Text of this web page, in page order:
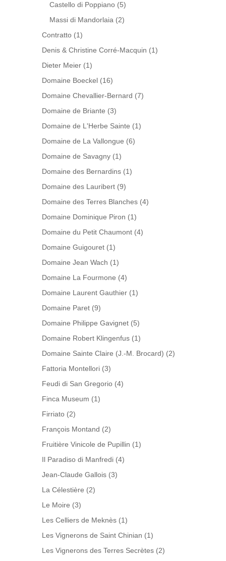
Castello di Poppiano (5)
Massi di Mandorlaia (2)
Contratto (1)
Denis & Christine Corré-Macquin (1)
Dieter Meier (1)
Domaine Boeckel (16)
Domaine Chevallier-Bernard (7)
Domaine de Briante (3)
Domaine de L'Herbe Sainte (1)
Domaine de La Vallongue (6)
Domaine de Savagny (1)
Domaine des Bernardins (1)
Domaine des Lauribert (9)
Domaine des Terres Blanches (4)
Domaine Dominique Piron (1)
Domaine du Petit Chaumont (4)
Domaine Guigouret (1)
Domaine Jean Wach (1)
Domaine La Fourmone (4)
Domaine Laurent Gauthier (1)
Domaine Paret (9)
Domaine Philippe Gavignet (5)
Domaine Robert Klingenfus (1)
Domaine Sainte Claire (J.-M. Brocard) (2)
Fattoria Montellori (3)
Feudi di San Gregorio (4)
Finca Museum (1)
Firriato (2)
François Montand (2)
Fruitière Vinicole de Pupillin (1)
Il Paradiso di Manfredi (4)
Jean-Claude Gallois (3)
La Célestière (2)
Le Moire (3)
Les Celliers de Meknès (1)
Les Vignerons de Saint Chinian (1)
Les Vignerons des Terres Secrètes (2)